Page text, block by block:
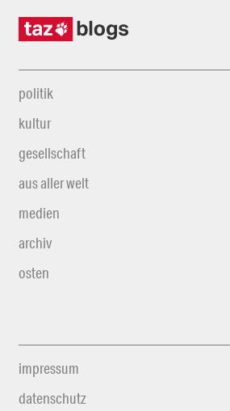
politik
kultur
gesellschaft
aus aller welt
medien
archiv
osten
impressum
datenschutz